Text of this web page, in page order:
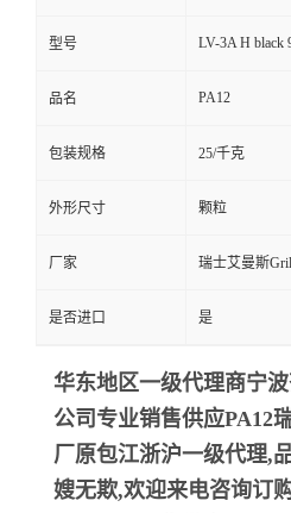
型号 LV-3A H black
品名 PA12
包装规格 25/千克
外形尺寸 颗粒
厂家 瑞士艾曼斯
是否进口 是
华东地区一级代理商宁
公司专业销售供应PA12
厂原包江浙沪一级代理,
嫂无欺,欢迎来电咨询订